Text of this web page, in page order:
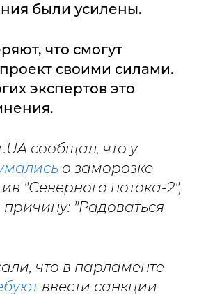
были усилены.
что смогут
своими силами.
экспертов это
сообщал, что у
о заморозке
"Северного потока-2",
"Радоваться
что в парламенте
ввести санкции